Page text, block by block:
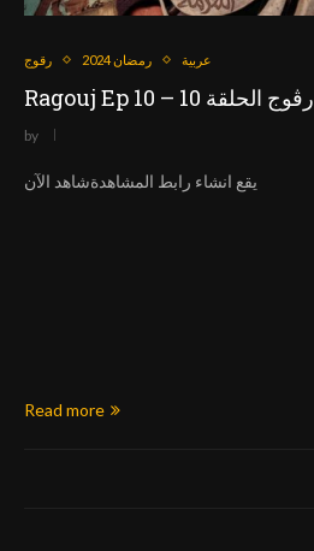
رقوج رمضان 2024 عربية
Ragouj Ep 10 – رڨوج الحلقة 10
by
يقع انشاء رابط المشاهدةشاهد الآن
Read more